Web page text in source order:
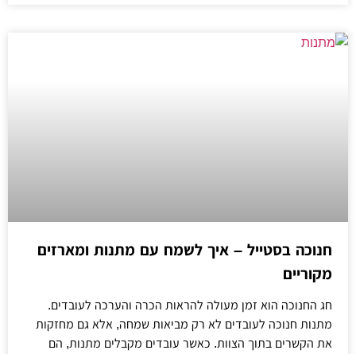
חנוכה בסטייל – איך לשמח עם מתנות ומארזים
מקוריים
חג החנוכה הוא זמן מעולה להראות הכרה והערכה לעובדים.
מתנות חנוכה לעובדים לא רק מביאות שמחה, אלא גם מחזקות
את הקשרים בתוך הצוות. כאשר עובדים מקבלים מתנות, הם